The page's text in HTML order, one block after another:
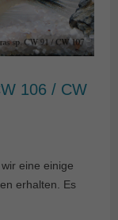
106 / CW
eine einige
erhalten. Es